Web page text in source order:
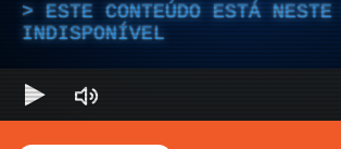
ESTE CONTEÚDO ESTÁ NESTE
INDISPONÍVEL